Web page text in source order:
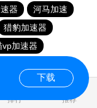
器
河马加速
猎豹加速器
vp加速器
排行 推荐
下载
0.024960s